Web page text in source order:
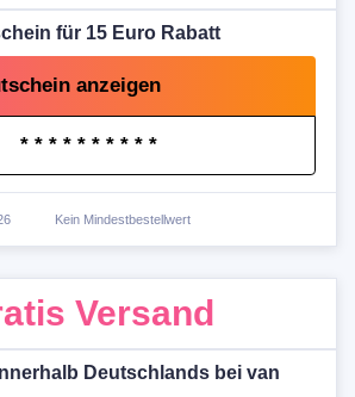
für 15 Euro Rabatt
anzeigen
* * * * * * * * * *
Kein Mindestbestellwert
Versand
Deutschlands bei van